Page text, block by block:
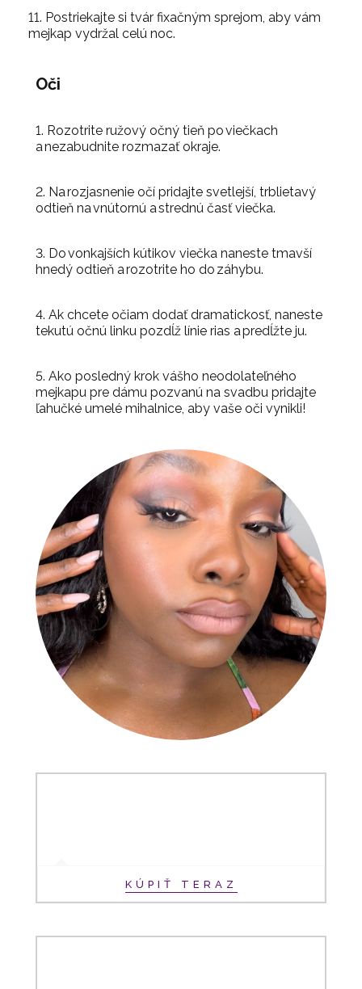
11. Postriekajte si tvár fixačným sprejom, aby vám
mejkap vydržal celú noc.
Oči
1. Rozotrite ružový očný tieň po viečkach
a nezabudnite rozmazať okraje.
2. Na rozjasnenie očí pridajte svetlejší, trblietavý
odtieň na vnútornú a strednú časť viečka.
3. Do vonkajších kútikov viečka naneste tmavší
hnedý odtieň a rozotrite ho do záhybu.
4. Ak chcete očiam dodať dramatickosť, naneste
tekutú očnú linku pozdĺž línie rias a predĺžte ju.
5. Ako posledný krok vášho neodolateľného
mejkapu pre dámu pozvanú na svadbu pridajte
ľahučké umelé mihalnice, aby vaše oči vynikli!
KÚPIŤ TERAZ